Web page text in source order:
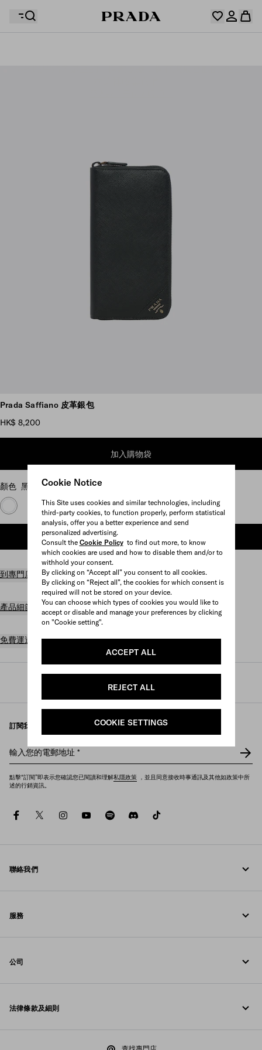
Cookie Notice
This Site uses cookies and similar technologies, including
third-party cookies, to function properly, perform statistical
analysis, offer you a better experience and send
personalized advertising.
Consult the Cookie Policyto find out more, to know
which cookies are used and how to disable them and/or to
withhold your consent.
By clicking on “Accept all” you consent to all cookies.
By clicking on “Reject all”, the cookies for which consent is
required will not be stored on your device.
You can choose which types of cookies you would like to
accept or disable and manage your preferences by clicking
on "Cookie setting".
ACCEPT ALL
REJECT ALL
COOKIE SETTINGS
Prada Saffiano 皮革銀包
HK$ 8,200
加入購物袋
顏色 黑色
加入購物袋
到專門店尋找商品
產品細節
免費運送及退貨
男裝 / 小型皮具
訂閱我們的電子報
輸入您的電郵地址 *
點擊“訂閱”即表示您確認您已閱讀和理解私隱政策 ，並且同意接收時事通訊及其他如政策中所
述的行銷資訊。
facebooktwitterinstagramyoutubespotifydiscord
聯絡我們
透過 WhatsApp 給我們留言
服務
追蹤訂單
公司
Prada 集團
法律條款及細則